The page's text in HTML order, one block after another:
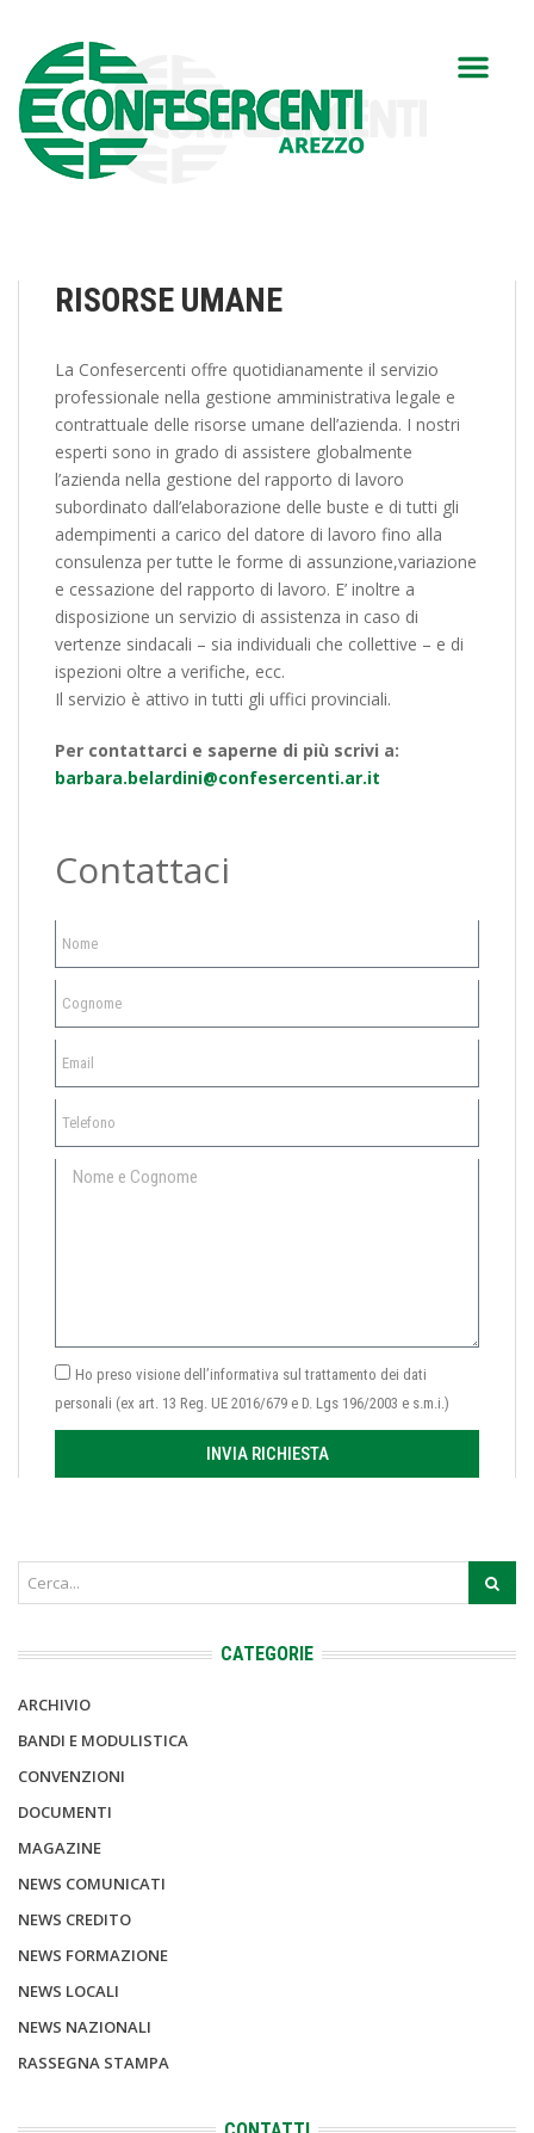
RISORSE UMANE
La Confesercenti offre quotidianamente il servizio
professionale nella gestione amministrativa legale e
contrattuale delle risorse umane dell’azienda. I nostri
esperti sono in grado di assistere globalmente
l’azienda nella gestione del rapporto di lavoro
subordinato dall’elaborazione delle buste e di tutti gli
adempimenti a carico del datore di lavoro fino alla
consulenza per tutte le forme di assunzione,variazione
e cessazione del rapporto di lavoro. E’ inoltre a
disposizione un servizio di assistenza in caso di
vertenze sindacali – sia individuali che collettive – e di
ispezioni oltre a verifiche, ecc.
Il servizio è attivo in tutti gli uffici provinciali.
Per contattarci e saperne di più scrivi a:
barbara.belardini@confesercenti.ar.it
Contattaci
Ho preso visione dell’informativa sul trattamento dei dati
personali (ex art. 13 Reg. UE 2016/679 e D. Lgs 196/2003 e s.m.i.)
INVIA RICHIESTA
CATEGORIE
ARCHIVIO
BANDI E MODULISTICA
CONVENZIONI
DOCUMENTI
MAGAZINE
NEWS COMUNICATI
NEWS CREDITO
NEWS FORMAZIONE
NEWS LOCALI
NEWS NAZIONALI
RASSEGNA STAMPA